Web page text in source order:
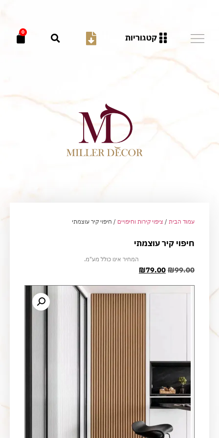
קטגוריות
0
עמוד הבית / ציפוי קירות וחיפויים / חיפוי קיר עוצמתי
חיפוי קיר עוצמתי
₪99.00
₪79.00
המחיר אינו כולל מע"מ.